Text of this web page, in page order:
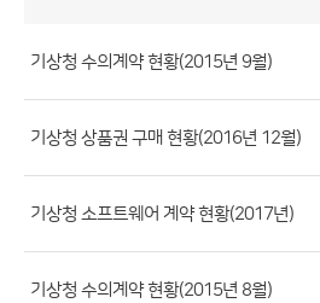
현
황
게
시
호,
분
류,
기상청 수의계약 현황(2015년 9월)
기상청 상품권 구매 현황(2016년 12월)
기상청 소프트웨어 계약 현황(2017년)
기상청 수의계약 현황(2015년 8월)